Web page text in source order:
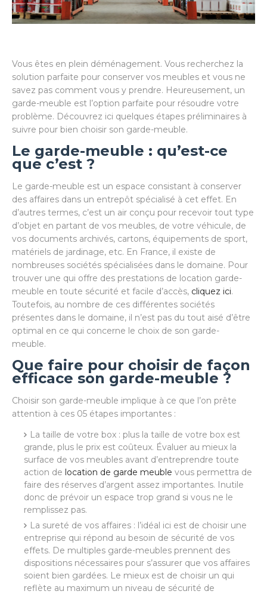
Vous êtes en plein déménagement. Vous recherchez la
solution parfaite pour conserver vos meubles et vous ne
savez pas comment vous y prendre. Heureusement, un
garde-meuble est l’option parfaite pour résoudre votre
problème. Découvrez ici quelques étapes préliminaires à
suivre pour bien choisir son garde-meuble.
Le garde-meuble : qu’est-ce
que c’est ?
Le garde-meuble est un espace consistant à conserver
des affaires dans un entrepôt spécialisé à cet effet. En
d’autres termes, c’est un air conçu pour recevoir tout type
d’objet en partant de vos meubles, de votre véhicule, de
vos documents archivés, cartons, équipements de sport,
matériels de jardinage, etc. En France, il existe de
nombreuses sociétés spécialisées dans le domaine. Pour
trouver une qui offre des prestations de location garde-
meuble en toute sécurité et facile d’accès, cliquez ici.
Toutefois, au nombre de ces différentes sociétés
présentes dans le domaine, il n’est pas du tout aisé d’être
optimal en ce qui concerne le choix de son garde-
meuble.
Que faire pour choisir de façon
efficace son garde-meuble ?
Choisir son garde-meuble implique à ce que l’on prête
attention à ces 05 étapes importantes :
La taille de votre box : plus la taille de votre box est
grande, plus le prix est coûteux. Évaluer au mieux la
surface de vos meubles avant d’entreprendre toute
action de location de garde meuble vous permettra de
faire des réserves d’argent assez importantes. Inutile
donc de prévoir un espace trop grand si vous ne le
remplissez pas.
La sureté de vos affaires : l’idéal ici est de choisir une
entreprise qui répond au besoin de sécurité de vos
effets. De multiples garde-meubles prennent des
dispositions nécessaires pour s’assurer que vos affaires
soient bien gardées. Le mieux est de choisir un qui
reflète au maximum un niveau de sécurité de